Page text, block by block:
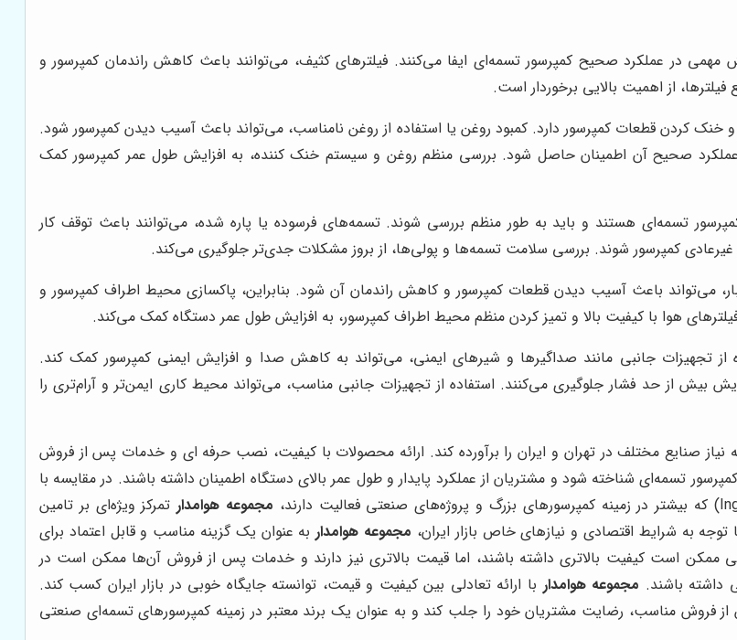
مهمی در عملکرد صحیح کمپرسور تسمه‌ای ایفا می‌کنند. فیلترهای کثیف، می‌توانند باعث کاهش راندمان کمپرسور و
از اهمیت بالایی برخوردار است.
خنک کردن قطعات کمپرسور دارد. کمبود روغن یا استفاده از روغن نامناسب، می‌تواند باعث آسیب دیدن کمپرسور شود.
صحیح آن اطمینان حاصل شود. بررسی منظم روغن و سیستم خنک کننده، به افزایش طول عمر کمپرسور کمک
تسمه‌ای هستند و باید به طور منظم بررسی شوند. تسمه‌های فرسوده یا پاره شده، می‌توانند باعث توقف کار
کمپرسور شوند. بررسی سلامت تسمه‌ها و پولی‌ها، از بروز مشکلات جدی‌تر جلوگیری می‌کند.
می‌تواند باعث آسیب دیدن قطعات کمپرسور و کاهش راندمان آن شود. بنابراین، پاکسازی محیط اطراف کمپرسور و
فیلترهای هوا با کیفیت بالا و تمیز کردن منظم محیط اطراف کمپرسور، به افزایش طول عمر دستگاه کمک می‌کند.
از تجهیزات جانبی مانند صداگیرها و شیرهای ایمنی، می‌تواند به کاهش صدا و افزایش ایمنی کمپرسور کمک کند.
بیش از حد فشار جلوگیری می‌کنند. استفاده از تجهیزات جانبی مناسب، می‌تواند محیط کاری ایمن‌تر و آرام‌تری را
نیاز صنایع مختلف در تهران و ایران را برآورده کند. ارائه محصولات با کیفیت، نصب حرفه ای و خدمات پس از فروش
تسمه‌ای شناخته شود و مشتریان از عملکرد پایدار و طول عمر بالای دستگاه اطمینان داشته باشند. در مقایسه با
مجموعه هوامدارتمرکز ویژه‌ای بر تامین
به شرایط اقتصادی و نیازهای خاص بازار ایران، مجموعه هوامداربه عنوان یک گزینه مناسب و قابل اعتماد برای
است کیفیت بالاتری داشته باشند، اما قیمت بالاتری نیز دارند و خدمات پس از فروش آن‌ها ممکن است در
داشته باشند. مجموعه هوامدار با ارائه تعادلی بین کیفیت و قیمت، توانسته جایگاه خوبی در بازار ایران کسب کند.
فروش مناسب، رضایت مشتریان خود را جلب کند و به عنوان یک برند معتبر در زمینه کمپرسورهای تسمه‌ای صنعتی